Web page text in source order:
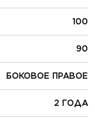
100
90
БОКОВОЕ ПРАВОЕ
2 ГОДА